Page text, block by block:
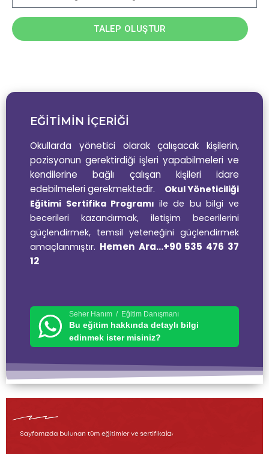
EĞİTİMİN İÇERİĞİ
Okullarda yönetici olarak çalışacak kişilerin,
pozisyonun gerektirdiği işleri yapabilmeleri ve
kendilerine bağlı çalışan kişileri idare
edebilmeleri gerekmektedir. Okul Yöneticiliği
Eğitimi Sertifika Programı ile de bu bilgi ve
becerileri kazandırmak, iletişim becerilerini
güçlendirmek, temsil yeteneğini güçlendirmek
amaçlanmıştır. Hemen Ara…+90 535 476 37
12
Seher Hanım / Eğitim Danışmanı
Bu eğitim hakkında detaylı bilgi
edinmek ister misiniz?
TALEP OLUŞTUR